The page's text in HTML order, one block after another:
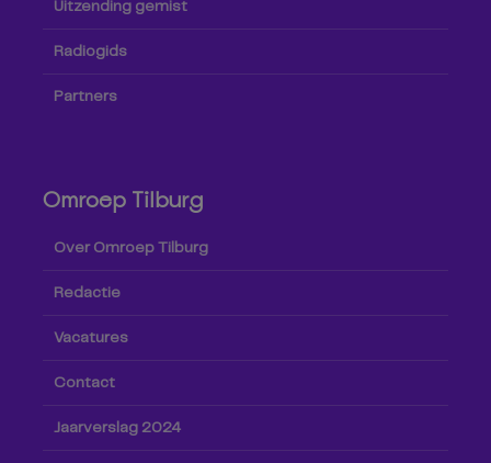
Uitzending gemist
Radiogids
Partners
Omroep Tilburg
Over Omroep Tilburg
Redactie
Vacatures
Contact
Jaarverslag 2024